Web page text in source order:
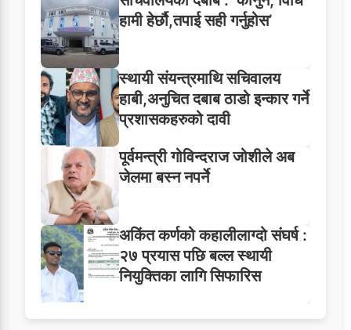
हामी हेर्छौ,तपाई सही गर्नुहोस’
स्थायी संयन्त्रमाथि सचिवालय
हाबी,अनुचित दबाब ठाडो इन्कार गर्ने
प्रशासकहरुको दावी
पूर्वमन्त्री गोविन्दराज जोशीले अब
जेलमा बस्न नपर्ने
अकिंत कर्णको कहालीलाग्दो संघर्ष :
२७ प्रयास पछि बल्ल स्थायी
नियुक्तिका लागि सिफारिस